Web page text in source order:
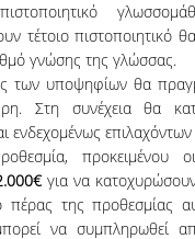
τέτοιο πιστοποιητικό
γνώσης της γλώσσας.
των υποψηφίων θα
Στη συνέχεια θα
ενδεχομένως
προκειμένου
για να
της προθεσμίας
να συμπληρωθεί